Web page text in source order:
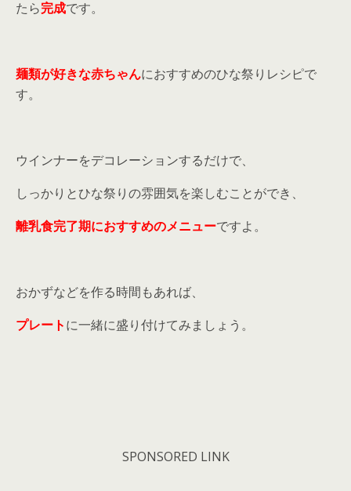
たら完成です。
麺類が好きな赤ちゃんにおすすめのひな祭りレシピで
す。
ウインナーをデコレーションするだけで、
しっかりとひな祭りの雰囲気を楽しむことができ、
離乳食完了期におすすめのメニューですよ。
おかずなどを作る時間もあれば、
プレートに一緒に盛り付けてみましょう。
SPONSORED LINK